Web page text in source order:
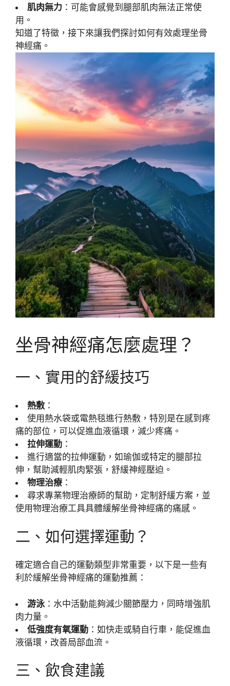
肌肉無力 ：可能會感覺到腿部肌肉無法正常使
用。
知道了特徵，接下來讓我們探討如何有效處理坐骨
神經痛。
坐骨神經痛怎麼處理？
一、實用的舒緩技巧
熱敷 ：
使用熱水袋或電熱毯進行熱敷，特別是在感到疼
痛的部位，可以促進血液循環，減少疼痛。
拉伸運動 ：
進行適當的拉伸運動，如瑜伽或特定的腿部拉
伸，幫助減輕肌肉緊張，舒緩神經壓迫。
物理治療：
尋求專業物理治療師的幫助，定制舒緩方案，並
使用物理治療工具具體緩解坐骨神經痛的痛感。
二、如何選擇運動？
確定適合自己的運動類型非常重要，以下是一些有
利於緩解坐骨神經痛的運動推薦：
游泳 ：水中活動能夠減少關節壓力，同時增強肌
肉力量。
低強度有氧運動 ：如快走或騎自行車，能促進血
液循環，改善局部血流。
三、飲食建議